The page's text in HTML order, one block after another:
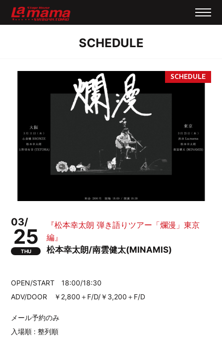
SCHEDULE
03/
25
THU
『松本幸太朗 弾き語りツアー「爛漫」東京
編』
松本幸太朗/南雲健太(MINAMIS)
OPEN/START 18:00/18:30
ADV/DOOR ￥2,800＋F/D/￥3,200＋F/D
メール予約のみ
入場順 : 整列順